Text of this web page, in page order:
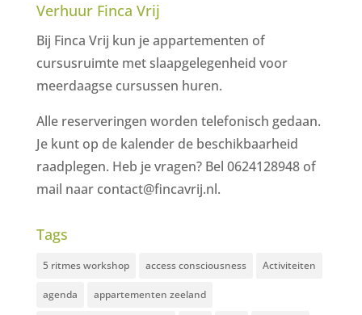
Verhuur Finca Vrij
Bij Finca Vrij kun je appartementen of
cursusruimte met slaapgelegenheid voor
meerdaagse cursussen huren.
Alle reserveringen worden telefonisch gedaan.
Je kunt op de kalender de beschikbaarheid
raadplegen. Heb je vragen? Bel 0624128948 of
mail naar contact@fincavrij.nl.
Tags
5 ritmes workshop access consciousness Activiteiten
agenda appartementen zeeland